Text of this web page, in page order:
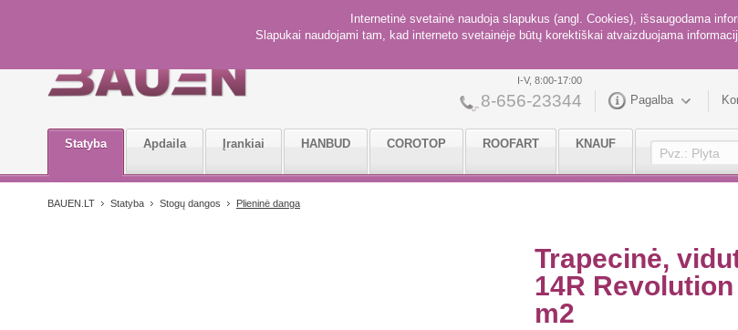
Internetinė svetainė naudoja slapukus (angl. Cookies), išsaugodama
Slapukai naudojami tam, kad interneto svetainėje būtų korektiškai atvaizduojama
I-V, 8:00-17:00
8-656-23344 Pagalba
Statyba Apdaila Įrankiai HANBUD COROTOP ROOFART KNAUF
BAUEN.LT Statyba Stogų dangos Plieninė danga
Trapecinė,
14R
m2